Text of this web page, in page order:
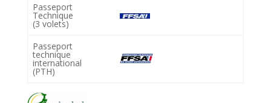
Passeport
Technique
(3 volets)
Passeport
technique
international
(PTH)